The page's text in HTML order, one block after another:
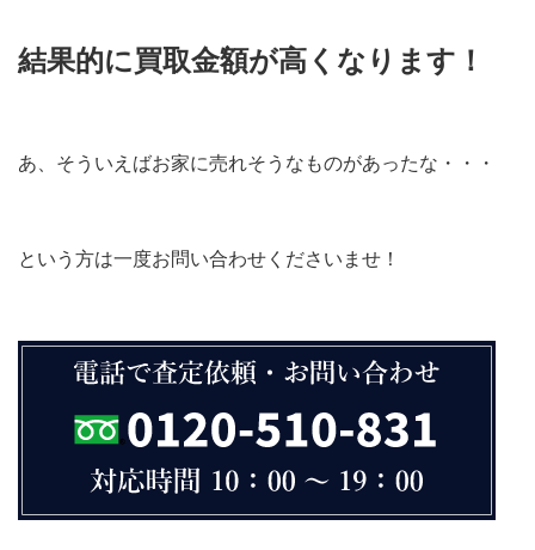
結果的に買取金額が高くなります！
あ、そういえばお家に売れそうなものがあったな・・・
という方は一度お問い合わせくださいませ！